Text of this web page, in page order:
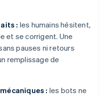
: les humains hésitent,
et se corrigent. Une
pauses ni retours
remplissage de
: les bots ne